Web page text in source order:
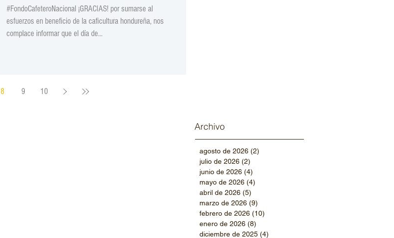
#FondoCafeteroNacional ¡GRACIAS! por sumarse al
esfuerzos en beneficio de la caficultura hondureña, nos
complace informar que el día de...
8 9 10
Archivo
agosto de 2026 (2)
julio de 2026 (2)
junio de 2026 (4)
mayo de 2026 (4)
abril de 2026 (5)
marzo de 2026 (9)
febrero de 2026 (10)
enero de 2026 (8)
diciembre de 2025 (4)